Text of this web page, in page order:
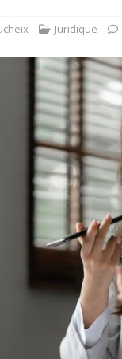
Juridique